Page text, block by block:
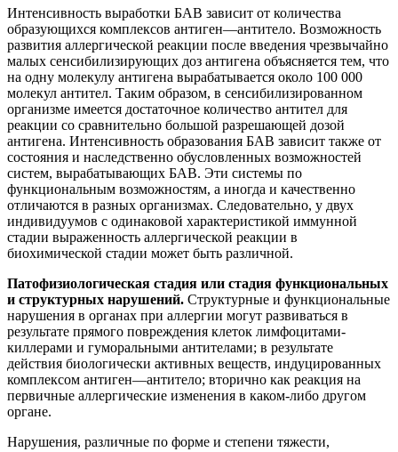
и структурных нарушений.Структурные и функциональные
нарушения в органах при аллергии могут развиваться в
результате прямого повреждения клеток лимфоцитами-
киллерами и гуморальными антителами; в результате
действия биологически активных веществ, индуцированных
комплексом антиген—антитело; вторично как реакция на
первичные аллергические изменения в каком-либо другом
органе.
Нарушения, различные по форме и степени тяжести,
вызванные комплексом антиген—антитело, в системах
организма проявляются по-разному.
Система кровообращения.При аллергии может наблюдаться
изменение работы сердца, понижение артериального
давления, резкое нарушение проницаемости сосудов.
эксперименте удается вызвать введением брадикинина.
Снижение артериального давления обусловлено в основном
действием брадикинина и ацетилхолина. Гистамин,
серотонин и некоторые простагландины также снижают
артериальное давление. Биогенные амины и брадикинин
повышают проницаемость сосудов так, что при аллергии во
многих случаях развивается отек. Наряду с расширением
сосудов в некоторых органах наблюдается их спазм. Так, у
кроликов аллергическая реакция проявляется в виде спазма